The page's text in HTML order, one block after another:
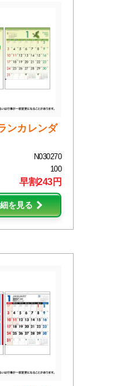
ンカレンダ
N030270
100
早割243円
を見る